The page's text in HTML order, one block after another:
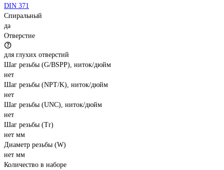
DIN 371
Спиральный
да
Отверстие
для глухих отверстий
Шаг резьбы (G/BSPP), ниток/дюйм
нет
Шаг резьбы (NPT/K), ниток/дюйм
нет
Шаг резьбы (UNC), ниток/дюйм
нет
Шаг резьбы (Tr)
нет мм
Диаметр резьбы (W)
нет мм
Количество в наборе